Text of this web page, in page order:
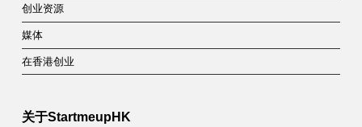
创业资源
媒体
在香港创业
关于StartmeupHK